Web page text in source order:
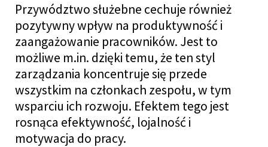
Przywództwo służebne cechuje również
pozytywny wpływ na produktywność i
zaangażowanie pracowników. Jest to
możliwe m.in. dzięki temu, że ten styl
zarządzania koncentruje się przede
wszystkim na członkach zespołu, w tym
wsparciu ich rozwoju. Efektem tego jest
rosnąca efektywność, lojalność i
motywacja do pracy.